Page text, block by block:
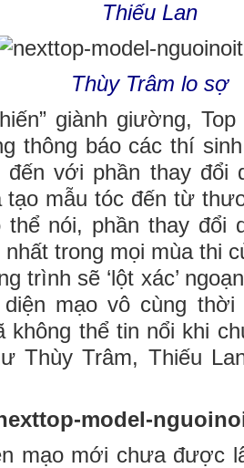
Thiếu Lan
Thùy Trâm lo sợ
giành giường,
thông báo các thí
đến với phần thay đổi
tạo mẫu tóc đến từ
thể nói, phần thay đổi
trong mọi mùa thi
trình sẽ ‘lột xác’
mạo vô cùng
không thể tin nổi khi
Thùy Trâm, Thiếu
mạo mới chưa được